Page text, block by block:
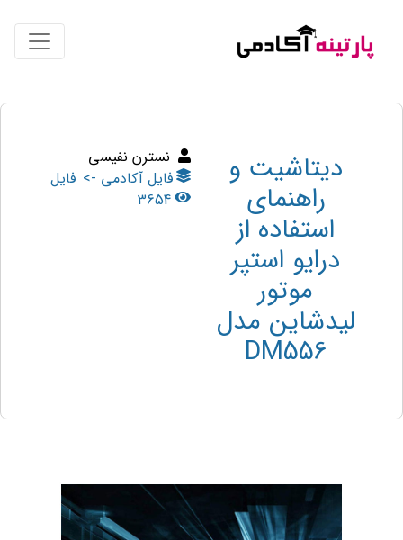
دیتاشیت و
راهنمای
استفاده از
درایو استپر
موتور
لیدشاین مدل
DM556
نسترن نفیسی
فایل آکادمی -> فایل
3654